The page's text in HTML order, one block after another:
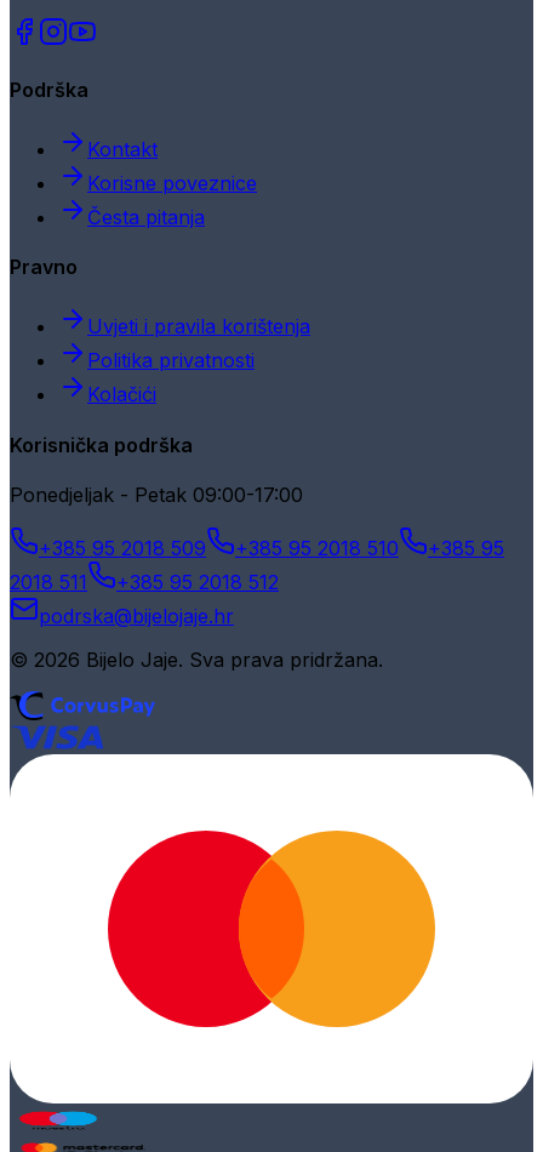
Podrška
Kontakt
Korisne poveznice
Česta pitanja
Pravno
Uvjeti i pravila korištenja
Politika privatnosti
Kolačići
Korisnička podrška
Ponedjeljak - Petak 09:00-17:00
+385 95 2018 509 +385 95 2018 510
+385 95
2018 511
+385 95 2018 512
podrska@bijelojaje.hr
© 2026 Bijelo Jaje. Sva prava pridržana.